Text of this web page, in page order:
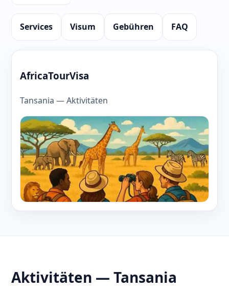
Services Visum Gebühren FAQ
AfricaTourVisa
Tansania — Aktivitäten
Aktivitäten — Tansania